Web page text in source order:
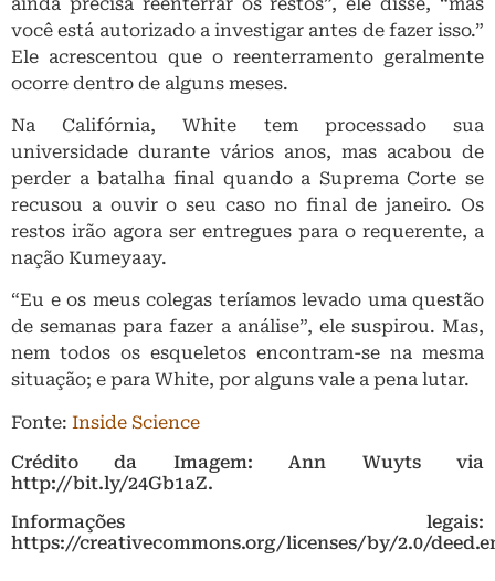
você está autorizado a investigar antes de fazer isso.”
Ele acrescentou que o reenterramento geralmente
ocorre dentro de alguns meses.
Na Califórnia, White tem processado sua
universidade durante vários anos, mas acabou de
perder a batalha final quando a Suprema Corte se
recusou a ouvir o seu caso no final de janeiro. Os
restos irão agora ser entregues para o requerente, a
nação Kumeyaay.
“Eu e os meus colegas teríamos levado uma questão
de semanas para fazer a análise”, ele suspirou. Mas,
nem todos os esqueletos encontram-se na mesma
situação; e para White, por alguns vale a pena lutar.
Fonte: Inside Science
Crédito da Imagem: Ann Wuyts via
http://bit.ly/24Gb1aZ.
Informações legais:
https://creativecommons.org/licenses/by/2.0/